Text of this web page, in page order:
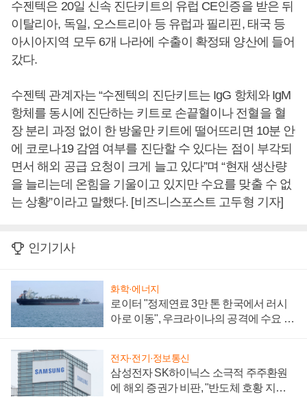
수젠텍은 20일 신속 진단키트의 유럽 CE인증을 받은 뒤
이탈리아, 독일, 오스트리아 등 유럽과 필리핀, 태국 등
아시아지역 모두 6개 나라에 수출이 확정돼 양산에 들어
갔다.
수젠텍 관계자는 “수젠텍의 진단키트는 IgG 항체와 IgM
항체를 동시에 진단하는 키트로 손끝혈이나 전혈을 혈
장 분리 과정 없이 한 방울만 키트에 떨어뜨리면 10분 안
에 코로나19 감염 여부를 진단할 수 있다는 점이 부각되
면서 해외 공급 요청이 크게 늘고 있다”며 “현재 생산량
을 늘리는데 온힘을 기울이고 있지만 수요를 맞출 수 없
는 상황”이라고 말했다. [비즈니스포스트 고두형 기자]
인기기사
화학·에너지
로이터 "정제연료 3만 톤 한국에서 러시
아로 이동", 우크라이나의 공격에 수요 늘
전자·전기·정보통신
삼성전자 SK하이닉스 소극적 주주환원
에 해외 증권가 비판, "반도체 호황 지속